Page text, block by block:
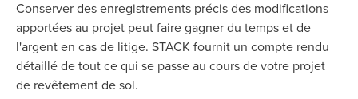
Conserver des enregistrements précis des modifications
apportées au projet peut faire gagner du temps et de
l'argent en cas de litige. STACK fournit un compte rendu
détaillé de tout ce qui se passe au cours de votre projet
de revêtement de sol.